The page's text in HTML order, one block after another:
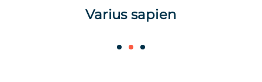
Varius sapien
1 2 3